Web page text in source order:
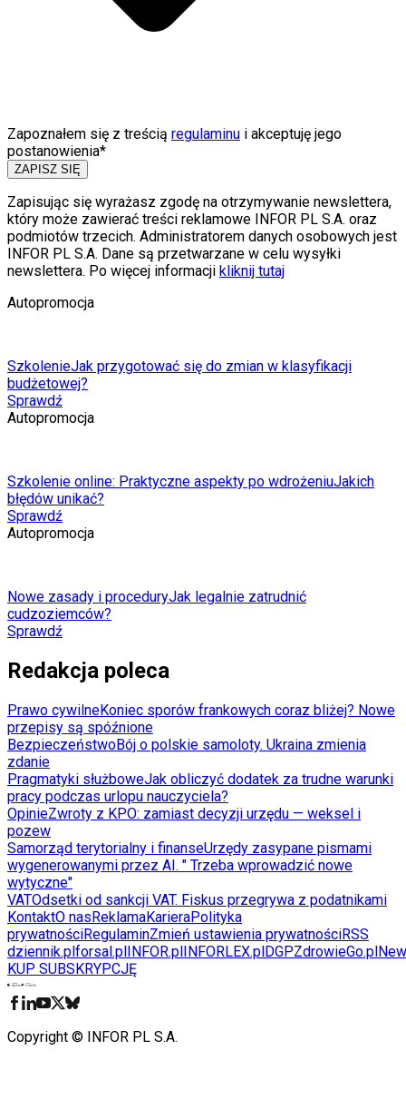
Zapoznałem się z treścią regulaminu i akceptuję jego
postanowienia*
ZAPISZ SIĘ
Zapisując się wyrażasz zgodę na otrzymywanie newslettera,
który może zawierać treści reklamowe INFOR PL S.A. oraz
podmiotów trzecich. Administratorem danych osobowych jest
INFOR PL S.A. Dane są przetwarzane w celu wysyłki
newslettera. Po więcej informacji kliknij tutaj
Autopromocja
SzkolenieJak przygotować się do zmian w klasyfikacji
budżetowej?
Sprawdź
Autopromocja
Szkolenie online: Praktyczne aspekty po wdrożeniuJakich
błędów unikać?
Sprawdź
Autopromocja
Nowe zasady i proceduryJak legalnie zatrudnić
cudzoziemców?
Sprawdź
Redakcja poleca
Prawo cywilneKoniec sporów frankowych coraz bliżej? Nowe
przepisy są spóźnione
BezpieczeństwoBój o polskie samoloty. Ukraina zmienia
zdanie
Pragmatyki służboweJak obliczyć dodatek za trudne warunki
pracy podczas urlopu nauczyciela?
OpinieZwroty z KPO: zamiast decyzji urzędu — weksel i
pozew
Samorząd terytorialny i finanseUrzędy zasypane pismami
wygenerowanymi przez AI. " Trzeba wprowadzić nowe
wytyczne"
VATOdsetki od sankcji VAT. Fiskus przegrywa z podatnikami
KontaktO nasReklamaKarieraPolityka
prywatnościRegulaminZmień ustawienia prywatnościRSS
dziennik.plforsal.plINFOR.plINFORLEX.plDGPZdrowieGo.pl
KUP SUBSKRYPCJĘ
Copyright © INFOR PL S.A.